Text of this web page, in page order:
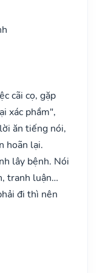
cãi cọ, gặp
xác phầm",
ăn tiếng nói,
hoãn lại.
lây bệnh. Nói
tranh luận…
đi thì nên